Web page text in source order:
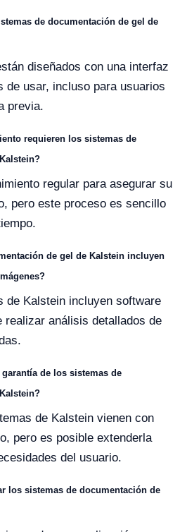
de documentación de gel de
diseñados con una interfaz
de usar, incluso para usuarios
previa.
requieren los sistemas de
regular para asegurar su
pero este proceso es sencillo
de gel de Kalstein incluyen
de Kalstein incluyen software
realizar análisis detallados de
de los sistemas de
de Kalstein vienen con
pero es posible extenderla
del usuario.
los sistemas de documentación de